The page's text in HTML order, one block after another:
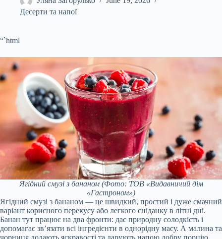
Десерти та напої
“`html
Ягідний смузі з бананом(Фото: ТОВ «Видавничий дім
«Гастроном»)
Ягідний смузі з бананом — це швидкий, простий і дуже смачний
варіант корисного перекусу або легкого сніданку в літні дні.
Банан тут працює на два фронти: дає природну солодкість і
допомагає зв’язати всі інгредієнти в однорідну масу. А малина та